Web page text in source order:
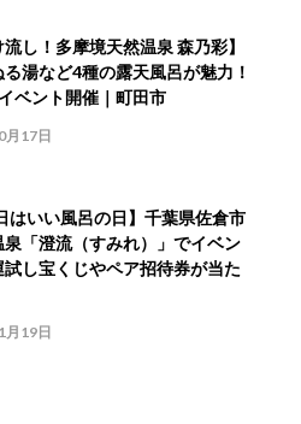
流し！多摩境天然温泉 森乃彩】
湯など4種の露天風呂が魅力！
ベント開催｜町田市
月17日
はいい風呂の日】千葉県佐倉市
「澄流（すみれ）」でイベン
試し宝くじやペア招待券が当た
月19日